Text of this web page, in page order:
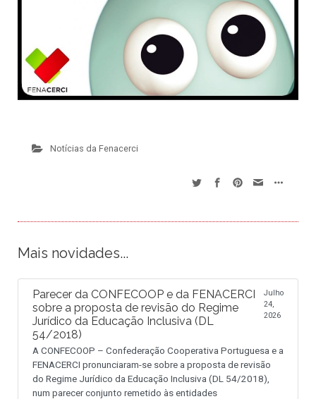
Notícias da Fenacerci
Mais novidades...
Parecer da CONFECOOP e da FENACERCI
sobre a proposta de revisão do Regime
Jurídico da Educação Inclusiva (DL
54/2018)
Julho
24,
2026
A CONFECOOP – Confederação Cooperativa Portuguesa e a
FENACERCI pronunciaram-se sobre a proposta de revisão
do Regime Jurídico da Educação Inclusiva (DL 54/2018),
num parecer conjunto remetido às entidades